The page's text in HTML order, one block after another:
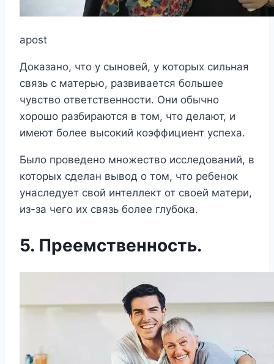
apost
Доказано, что у сыновей, у которых сильная
связь с матерью, развивается большее
чувство ответственности. Они обычно
хорошо разбираются в том, что делают, и
имеют более высокий коэффициент успеха.
Было проведено множество исследований, в
которых сделан вывод о том, что ребенок
унаследует свой интеллект от своей матери,
из-за чего их связь более глубока.
5. Преемственность.